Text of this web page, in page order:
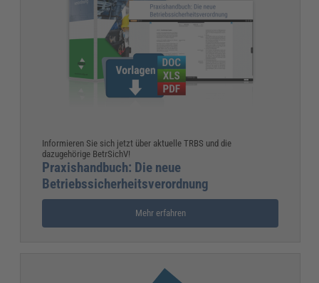
Informieren Sie sich jetzt über aktuelle TRBS und die
dazugehörige BetrSichV!
Praxishandbuch: Die neue
Betriebssicherheitsverordnung
Mehr erfahren